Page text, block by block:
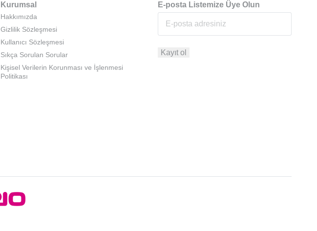
Kurumsal
Hakkımızda
Gizlilik Sözleşmesi
Kullanıcı Sözleşmesi
Sıkça Sorulan Sorular
Kişisel Verilerin Korunması ve İşlenmesi
Politikası
E-posta Listemize Üye Olun